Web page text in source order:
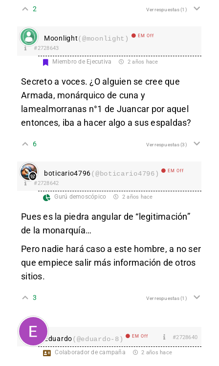
2 Ver respuestas(1)
Moonlight(@moonlight) EM Off
#2728643
Miembro de Ejecutiva 2 años hace
Secreto a voces. ¿O alguien se cree que
Armada, monárquico de cuna y
lamealmorranas n°1 de Juancar por aquel
entonces, iba a hacer algo a sus espaldas?
6 Ver respuestas(3)
boticario4796(@boticario4796) EM Off
#2728642
Gurú demoscópico 2 años hace
Pues es la piedra angular de “legitimación”
de la monarquía…
Pero nadie hará caso a este hombre, a no ser
que empiece salir más información de otros
sitios.
3 Ver respuestas(1)
Eduardo(@eduardo-8) EM Off #2728640
Colaborador de campaña 2 años hace